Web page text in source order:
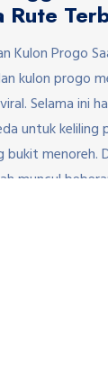
Rute
Kulon Progo
kulon progo
Selama ini
untuk keliling
menoreh.
muncul